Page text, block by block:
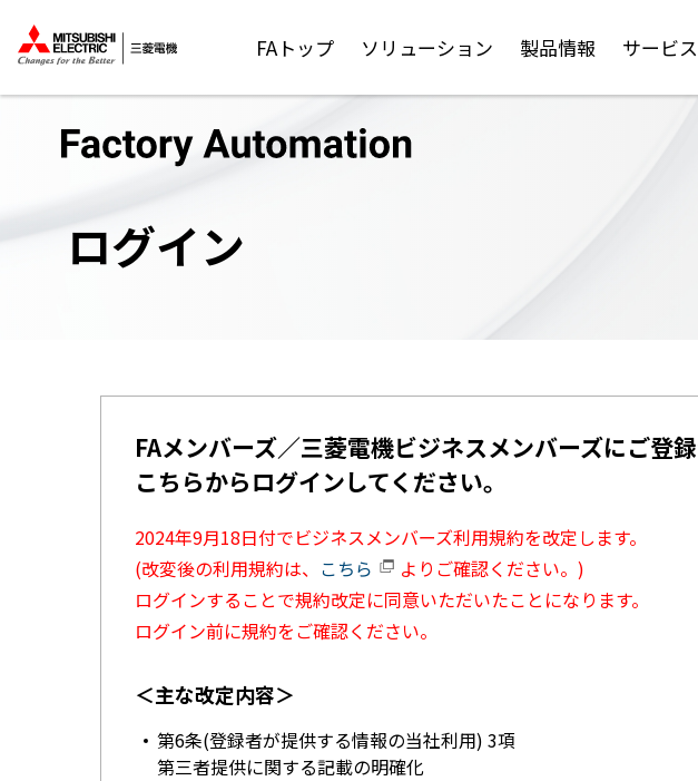
FAトップ ソリューション 製品情報 サービ
ログイン
FAメンバーズ／三菱電機ビジネスメンバーズにご登
こちらからログインしてください。
2024年9月18日付でビジネスメンバーズ利用規約を改定します。
(改変後の利用規約は、 こちら
よりご確認ください。)
ログインすることで規約改定に同意いただいたことになります。
ログイン前に規約をご確認ください。
＜主な改定内容＞
第6条(登録者が提供する情報の当社利用) 3項
第三者提供に関する記載の明確化